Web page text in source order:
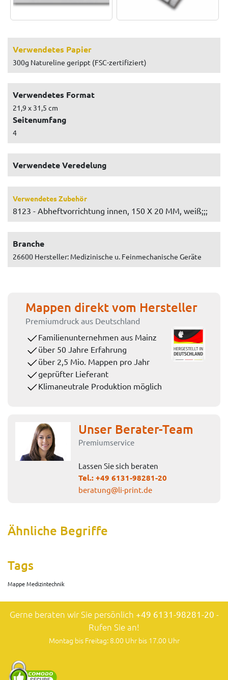
Verwendetes Papier
300g Natureline gerippt (FSC-zertifiziert)
Verwendetes Format
21,9 x 31,5 cm
Seitenumfang
4
Verwendete Veredelung
Verwendetes Zubehör
8123 - Abheftvorrichtung innen, 150 X 20 MM, weiß;;;
Branche
26600 Hersteller: Medizinische u. Feinmechanische Geräte
Mappen direkt vom Hersteller
Premiumdruck aus Deutschland
Familienunternehmen aus Mainz
über 50 Jahre Erfahrung
über 2,5 Mio. Mappen pro Jahr
geprüfter Lieferant
Klimaneutrale Produktion möglich
Unser Berater-Team
Premiumservice
Lassen Sie sich beraten
Tel.:+49 6131-98281-20
beratung@li-print.de
Ähnliche Begriffe
Tags
Mappe Medizintechnik
Gerne beraten wir Sie persönlich +49 6131-98281-20 -
Rufen Sie an!
Montag bis Freitag: 8.00 Uhr bis 17.00 Uhr